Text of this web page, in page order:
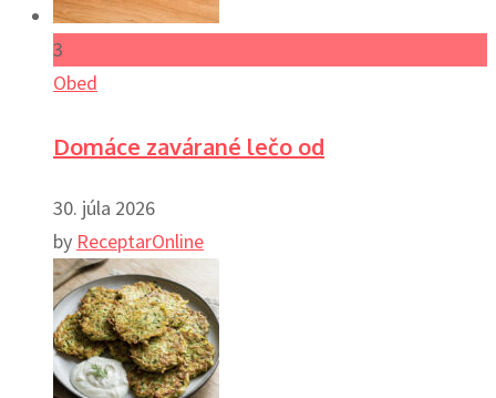
3
Obed
Domáce zavárané lečo od
30. júla 2026
by ReceptarOnline